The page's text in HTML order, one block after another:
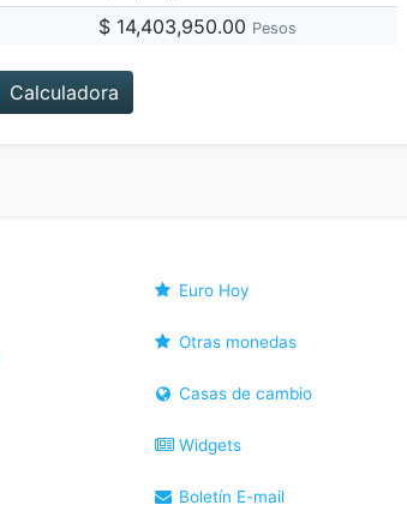
$ 14,403,950.00 Pesos
Calculadora
Euro Hoy
Otras monedas
Casas de cambio
Widgets
Boletín E-mail